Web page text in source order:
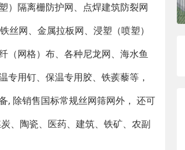
）隔离栅防护网、点焊建筑防裂网
网、金属拉板网、浸塑（喷塑）
（网格）布、各种尼龙网、海水鱼
用钉、保温专用胶、铁蒺藜等，
, 除销售国标常规丝网筛网外， 还可
、陶瓷、医药、建筑、铁矿、农副